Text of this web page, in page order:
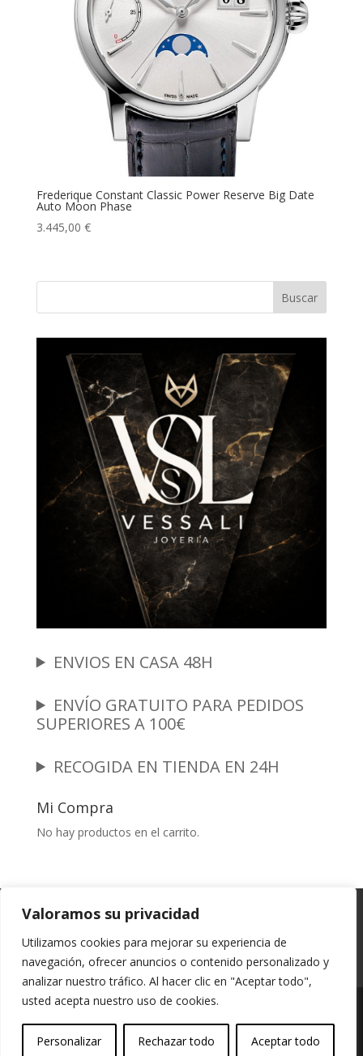
Valoramos su privacidad
Utilizamos cookies para mejorar su experiencia de
navegación, ofrecer anuncios o contenido personalizado y
analizar nuestro tráfico. Al hacer clic en "Aceptar todo",
usted acepta nuestro uso de cookies.
Personalizar Rechazar todo Aceptar todo
Frederique Constant Classic Power Reserve Big Date
Auto Moon Phase
3.445,00 €
Buscar
ENVIOS EN CASA 48H
ENVÍO GRATUITO PARA PEDIDOS
SUPERIORES A 100€
RECOGIDA EN TIENDA EN 24H
Mi Compra
No hay productos en el carrito.
Garantia y Autenticidad
Política de Privacidad
Políticas de Cookies
Mi cuenta
Vessali Joyería, derechos de autor protegidos